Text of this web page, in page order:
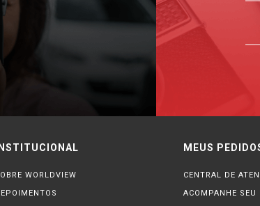
INSTITUCIONAL
WORLDVIEW
MEUS
CENTRAL DE
ACOMPANHE SEU